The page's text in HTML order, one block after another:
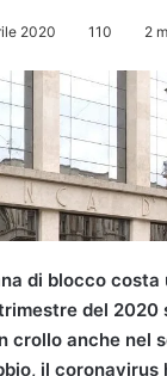
2020 110 2
di blocco costa
del 2020
crollo anche nel
il coronavirus